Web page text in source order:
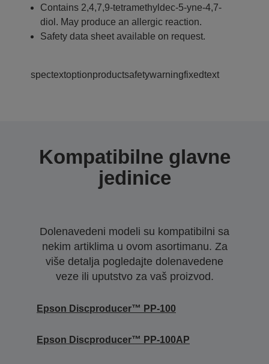
Contains 2,4,7,9-tetramethyldec-5-yne-4,7-
diol. May produce an allergic reaction.
Safety data sheet available on request.
spectextoptionproductsafetywarningfixedtext
Kompatibilne glavne
jedinice
Dolenavedeni modeli su kompatibilni sa
nekim artiklima u ovom asortimanu. Za
više detalja pogledajte dolenavedene
veze ili uputstvo za vaš proizvod.
Epson Discproducer™ PP-100
Epson Discproducer™ PP-100AP